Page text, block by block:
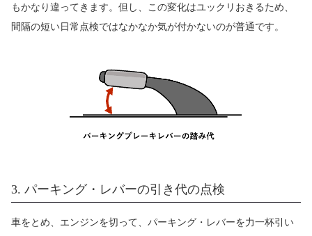
もかなり違ってきます。但し、この変化はユックリおきるため、
間隔の短い日常点検ではなかなか気が付かないのが普通です。
3. パーキング・レバーの引き代の点検
車をとめ、エンジンを切って、パーキング・レバーを力一杯引い